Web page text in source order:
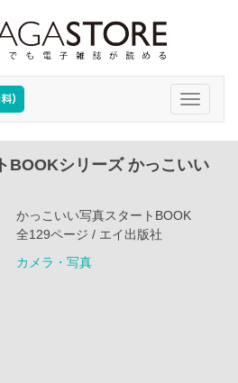
Toggle
BOOKシリーズ かっこいい
かっこいい写真スタートBOOK
全129ページ / エイ出版社
カメラ・写真